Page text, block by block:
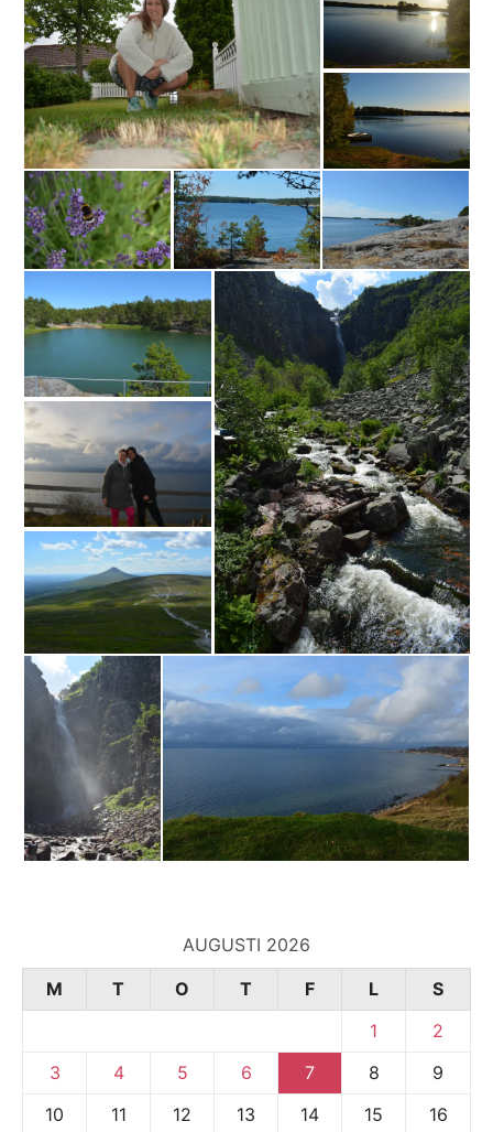
AUGUSTI 2026
M
T O T F L
S
1
2
3
4 5 6 7 8
9
10
11 12 13 14 15
16